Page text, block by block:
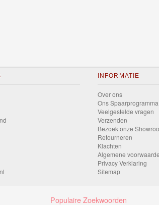
INFORMATIE
Over ons
Ons
Veelgestelde vragen
Verzenden
Bezoek onze
Retourneren
Klachten
Algemene
Privacy Verklaring
Sitemap
Populaire Zoekwoorden